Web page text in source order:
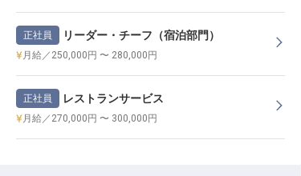
正社員 リーダー・チーフ（宿泊部門）
月給／250,000円 〜 280,000円
正社員 レストランサービス
月給／270,000円 〜 300,000円